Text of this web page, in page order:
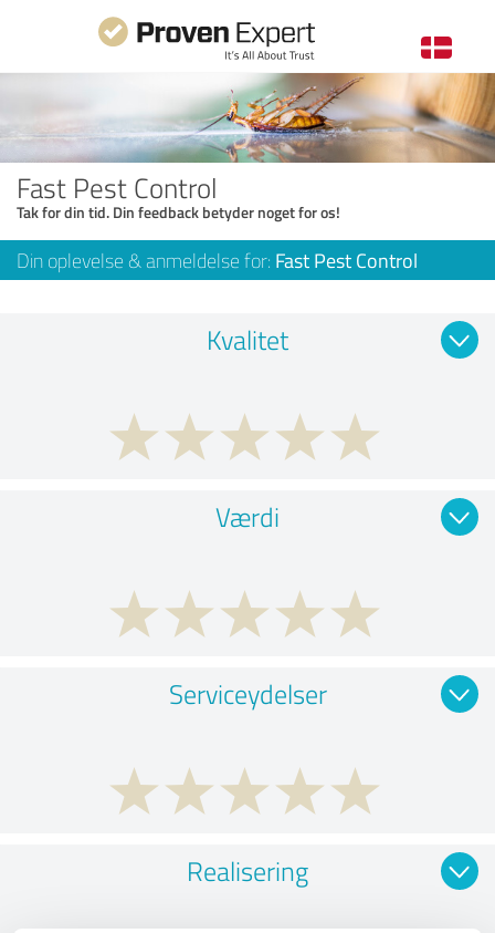
Fast Pest Control
Tak for din tid. Din feedback betyder noget for os!
Din oplevelse & anmeldelse for: Fast Pest Control
Kvalitet
Værdi
Serviceydelser
Realisering